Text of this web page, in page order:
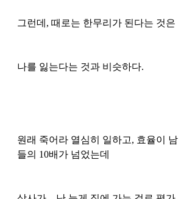
그런데, 때로는 한무리가 된다는 것은
나를 잃는다는 것과 비슷하다.
원래 죽어라 열심히 일하고, 효율이 남
들의 10배가 넘었는데